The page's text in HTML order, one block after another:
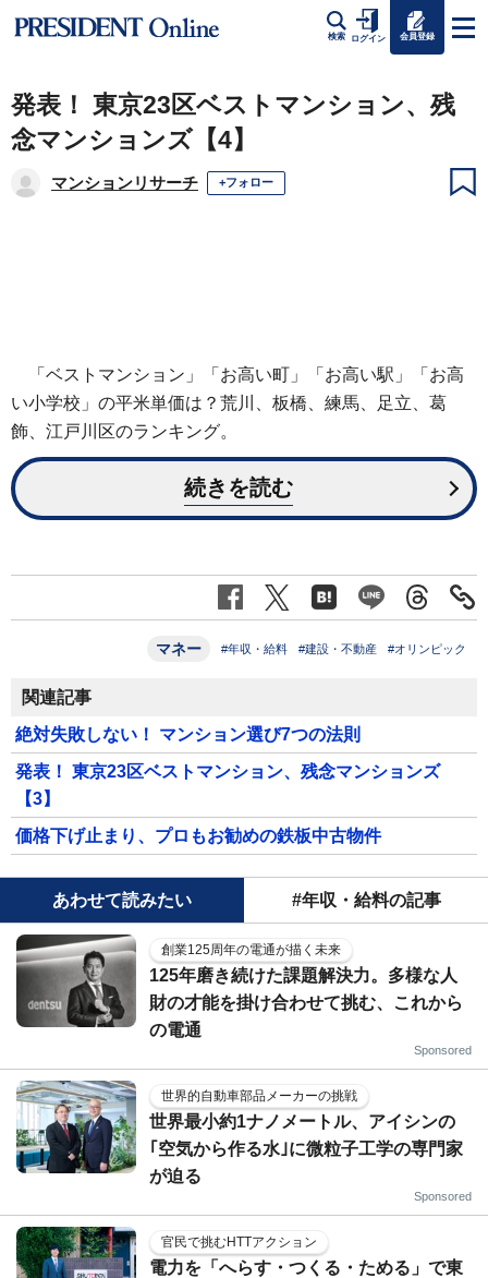
検索 ログイン 会員登録
発表！ 東京23区ベストマンション、残
念マンションズ【4】
マンションリサーチ +フォロー
「ベストマンション」「お高い町」「お高い駅」「お高
い小学校」の平米単価は？荒川、板橋、練馬、足立、葛
飾、江戸川区のランキング。
続きを読む
マネー #年収・給料 #建設・不動産 #オリンピック
関連記事
絶対失敗しない！ マンション選び7つの法則
発表！ 東京23区ベストマンション、残念マンションズ
【3】
価格下げ止まり、プロもお勧めの鉄板中古物件
あわせて読みたい #年収・給料の記事
創業125周年の電通が描く未来
125年磨き続けた課題解決力。多様な人
財の才能を掛け合わせて挑む、これから
の電通
Sponsored
世界的自動車部品メーカーの挑戦
世界最小約1ナノメートル、アイシンの
｢空気から作る水｣に微粒子工学の専門家
が迫る
Sponsored
官民で挑むHTTアクション
電力を「へらす・つくる・ためる」で東